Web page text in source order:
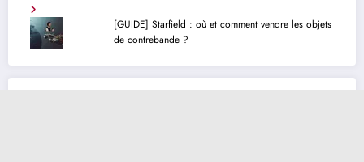
[GUIDE] Starfield : où et comment vendre les objets
de contrebande ?